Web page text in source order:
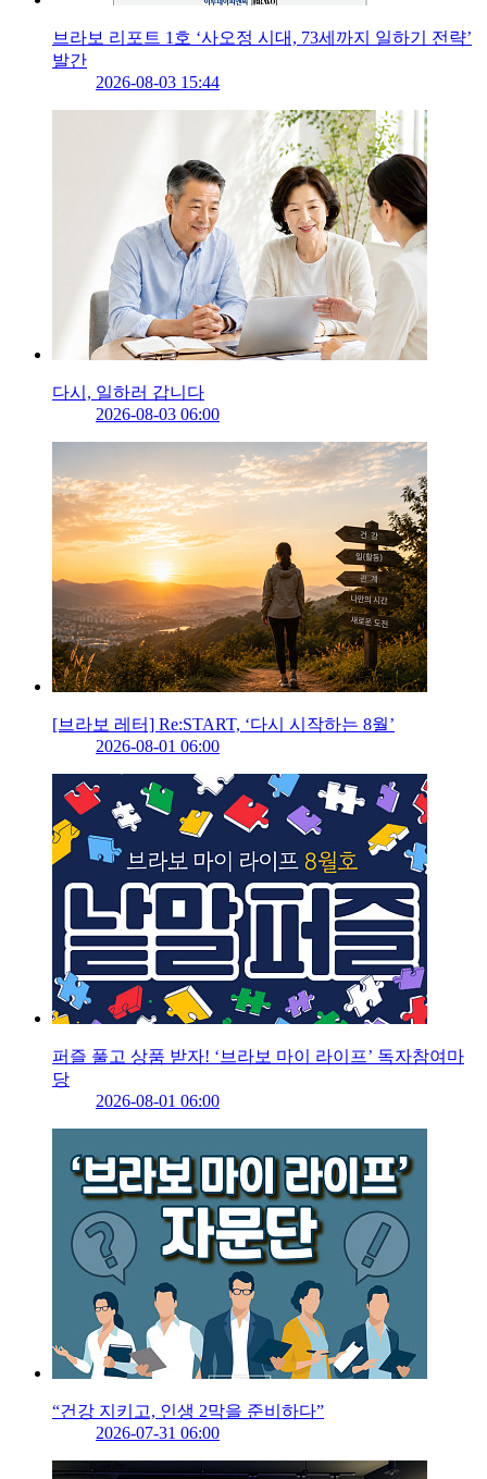
브라보 리포트 1호 ‘사오정 시대, 73세까지 일하기 전략’
발간
2026-08-03 15:44
다시, 일하러 갑니다
2026-08-03 06:00
[브라보 레터] Re:START, ‘다시 시작하는 8월’
2026-08-01 06:00
퍼즐 풀고 상품 받자! ‘브라보 마이 라이프’ 독자참여마
당
2026-08-01 06:00
“건강 지키고, 인생 2막을 준비하다”
2026-07-31 06:00